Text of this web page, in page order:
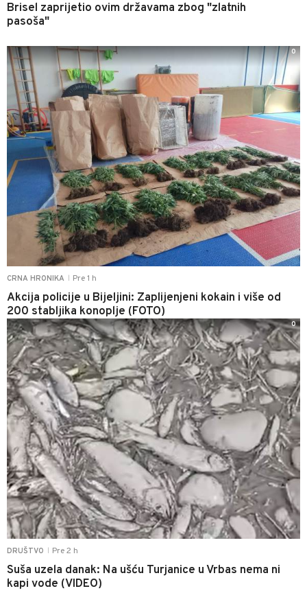
Brisel zaprijetio ovim državama zbog "zlatnih
pasoša"
CRNA HRONIKA Pre 1 h
Akcija policije u Bijeljini: Zaplijenjeni kokain i više od
200 stabljika konoplje (FOTO)
0
DRUŠTVO Pre 2 h
Suša uzela danak: Na ušću Turjanice u Vrbas nema ni
kapi vode (VIDEO)
0